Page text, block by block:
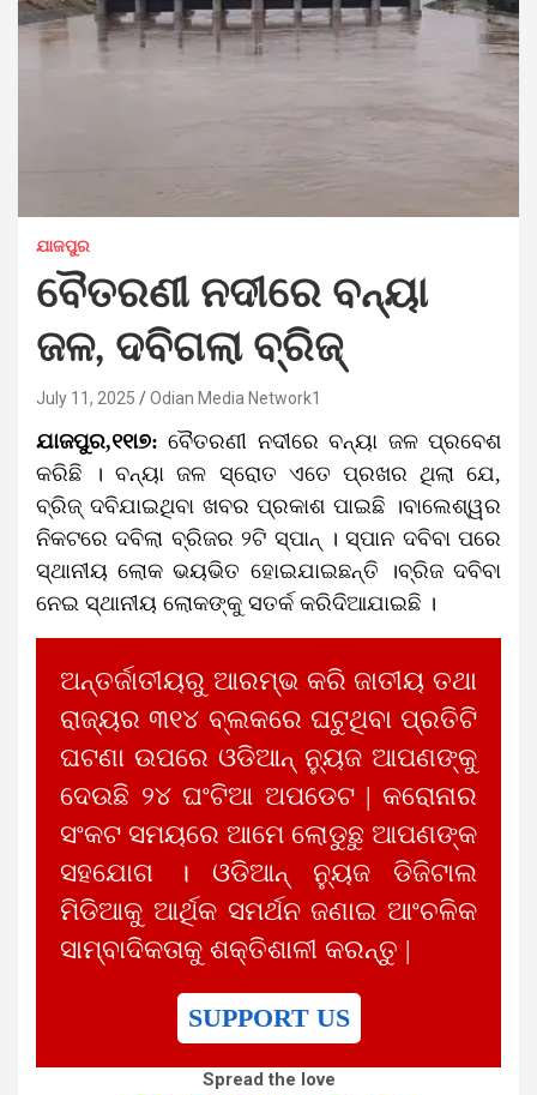
ଯାଜପୁର
ବୈତରଣୀ ନଦୀରେ ବନ୍ୟା
ଜଳ, ଦବିଗଲା ବ୍ରିଜ୍
July 11, 2025 Odian Media Network1
ଯାଜପୁର,୧୧ା୭: ବୈତରଣୀ ନଦୀରେ ବନ୍ୟା ଜଳ ପ୍ରବେଶ
କରିଛି । ବନ୍ୟା ଜଳ ସ୍ରୋତ ଏତେ ପ୍ରଖର ଥିଲା ଯେ,
ବ୍ରିଜ୍ ଦବିଯାଇଥିବା ଖବର ପ୍ରକାଶ ପାଇଛି ।ବାଲେଶ୍ୱର
ନିକଟରେ ଦବିଲା ବ୍ରିଜର ୨ଟି ସ୍ପାନ୍ । ସ୍ପାନ ଦବିବା ପରେ
ସ୍ଥାନୀୟ ଲୋକ ଭୟଭିତ ହୋଇଯାଇଛନ୍ତି ।ବ୍ରିଜ ଦବିବା
ନେଇ ସ୍ଥାନୀୟ ଲୋକଙ୍କୁ ସତର୍କ କରିଦିଆଯାଇଛି ।
ଅନ୍ତର୍ଜାତୀୟରୁ ଆରମ୍ଭ କରି ଜାତୀୟ ତଥା
ରାଜ୍ୟର ୩୧୪ ବ୍ଲକରେ ଘଟୁଥିବା ପ୍ରତିଟି
ଘଟଣା ଉପରେ ଓଡିଆନ୍ ନ୍ୟୁଜ ଆପଣଙ୍କୁ
ଦେଉଛି ୨୪ ଘଂଟିଆ ଅପଡେଟ | କରୋନାର
ସଂକଟ ସମୟରେ ଆମେ ଲୋଡୁଛୁ ଆପଣଙ୍କ
ସହଯୋଗ । ଓଡିଆନ୍ ନ୍ୟୁଜ ଡିଜିଟାଲ
ମିଡିଆକୁ ଆର୍ଥିକ ସମର୍ଥନ ଜଣାଇ ଆଂଚଳିକ
ସାମ୍ବାଦିକତାକୁ ଶକ୍ତିଶାଳୀ କରନ୍ତୁ |
SUPPORT US
Spread the love